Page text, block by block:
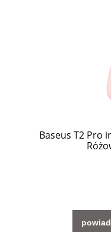
Baseus T2 Pro